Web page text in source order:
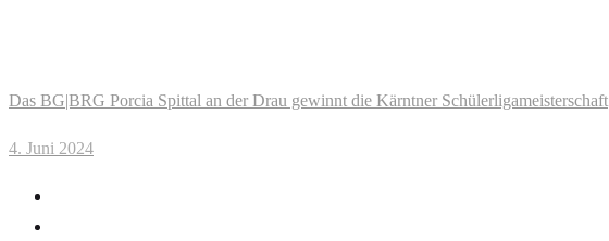
Das BG|BRG Porcia Spittal an der Drau gewinnt die Kärntner Schülerligameisterschaft
4. Juni 2024